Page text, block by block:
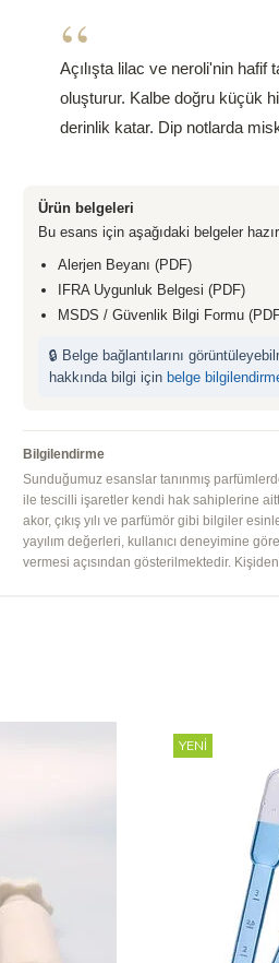
“
Açılışta lilac ve neroli'nin
oluşturur. Kalbe doğru küçük
derinlik katar. Dip notlarda
Ürün belgeleri
Bu esans için aşağıdaki belgeler
Alerjen Beyanı (PDF)
IFRA Uygunluk Belgesi (PDF)
MSDS / Güvenlik Bilgi Formu
🔒 Belge bağlantılarını
hakkında bilgi için belge
Bilgilendirme
Sunduğumuz esanslar tanınmış
ile tescilli işaretler kendi hak sahiplerine
akor, çıkış yılı ve parfümör gibi bilgiler
yayılım değerleri, kullanıcı deneyimine
vermesi açısından gösterilmektedir.
YENI